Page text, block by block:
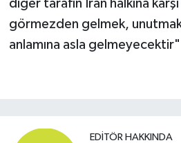
diğer tarafın İran halkına
görmezden gelmek,
anlamına asla
EDITÖR HAKKINDA